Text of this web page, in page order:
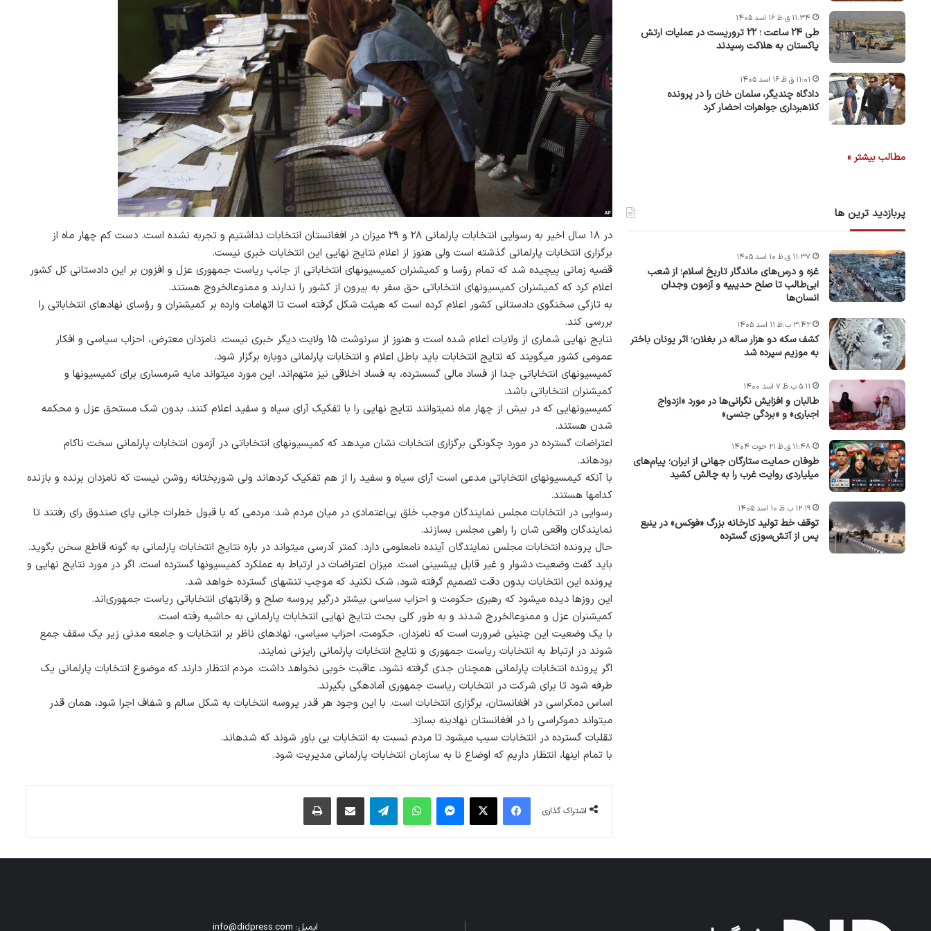
در ۱۸ سال اخیر به رسوایی انتخابات پارلمانی ۲۸ و ۲۹ میزان در افغانستان انتخابات نداشتیم و تجربه نشده است. دست کم چهار ماه از
برگزاری انتخابات پارلمانی گذشته است ولی هنوز از اعلام نتایج نهایی این انتخابات خبری نیست.
قضیه زمانی پیچیده شد که تمام رؤسا و کمیشنران کمیسیون‏های انتخاباتی از جانب ریاست جمهوری عزل و افزون بر این دادستانی کل کشور
اعلام کرد که کمیشنران کمیسیون‏های انتخاباتی حق سفر به بیرون از کشور را ندارند و ممنوع‏الخروج هستند.
به تازگی سخنگوی دادستانی کشور اعلام کرده است که هیئت شکل گرفته است تا اتهامات وارده بر کمیشنران و رؤسای نهاد‏های انتخاباتی را
بررسی کند.
ننایج نهایی شماری از ولایات اعلام شده است و هنوز از سرنوشت ۱۵ ولایت دیگر خبری نیست. نامزدان معترض‏، احزاب سیاسی و افکار
عمومی کشور می‏گویند که نتایج انتخابات باید باطل اعلام و انتخابات پارلمانی دوباره برگزار شود.
کمیسیون‏های انتخاباتی جدا از فساد مالی گسسترده، به فساد اخلاقی نیز متهم‌اند. این مورد می‏تواند مایه شرم‏ساری برای کمیسیون‏ها و
کمیشنران انتخاباتی باشد.
کمیسیون‏هایی که در بیش از چهار ماه نمی‏توانند نتایج نهایی را با تفکیک آرای سیاه و سفید اعلام کنند، بدون شک مستحق عزل و محکمه
شدن هستند.
اعتراضات گسترده در مورد چگونگی برگزاری انتخابات نشان می‏دهد که کمیسیون‏های انتخاباتی در آزمون انتخابات پارلمانی سخت ناکام
بوده‏اند.
با آنکه کیمسیون‏های انتخاباتی مدعی است آرای سیاه و سفید را از هم تفکیک کرده‏اند ولی شوربختانه روشن نیست که نامزدان برنده و بازنده
کدام‏ها هستند.
رسوایی در انتخابات مجلس نمایند‏گان موجب خلق بی‌اعتمادی در میان مردم شد؛ مردمی که با قبول خطرات جانی پای صندوق رای رفتند تا
نمایند‏گان واقعی شان را راهی مجلس بسازند.
حال پرونده انتخابات مجلس نمایندگان آینده نامعلومی دارد. کمتر آدرسی می‏تواند در باره نتایج انتخابات پارلمانی به گونه قاطع سخن بگوید.
باید گفت وضعیت دشوار و غیر قابل پیش‏بینی است. میزان اعتراضات در ارتباط به عملکرد کمیسیون‏ها گسترده است. اگر در مورد نتایج نهایی و
پرونده این انتخابات بدون دقت تصمیم گرفته شود، شک نکنید که موجب تنش‏های گسترده خواهد شد.
این روز‏ها دیده می‏شود که رهبری حکومت و احزاب سیاسی بیشتر درگیر پروسه صلح و رقابت‏های انتخاباتی ریاست جمهوری‌اند.
کمیشنران عزل و ممنوع‏الخررج شدند و به طور کلی بحث نتایج نهایی انتخابات پارلمانی به حاشیه رفته است.
با یک وضعیت این چنینی ضرورت است که نامزدان، حکومت، احزاب سیاسی، نهاد‏های ناظر بر انتخابات و جامعه مدنی زیر یک سقف جمع
شوند در ارتباط به انتخابات ریاست جمهوری و نتایج انتخابات پارلمانی رای‏زنی نمایند.
اگر پرونده انتخابات پارلمانی همچنان جدی گرفته نشود، عاقبت خوبی نخواهد داشت. مردم انتظار دارند که موضوع انتخابات پارلمانی یک
طرفه شود تا برای شرکت در انتخابات ریاست جمهوری آماده‏گی بگیرند.
اساس دمکراسی در افغانستان، برگزاری انتخابات است. با این وجود هر قدر پروسه انتخابات به شکل سالم و شفاف اجرا شود، همان قدر
می‏تواند دموکراسی را در افغانستان نهادینه بسازد.
تقلبات گسترده در انتخابات سبب می‏شود تا مردم نسبت به انتخابات بی باور شوند که شده‏اند.
با تمام این‏ها، انتظار داریم که اوضاع نا به سازمان انتخابات پارلمانی مدیریت شود.
اشتراک گذاری
فیس بوک X پیام رسان واتس آپ تلگرام اشتراک گذاری از طریق ایمیل چاپ
طی ۲۴ ساعت ؛ ۲۲ تروریست در عملیات ارتش
پاکستان به هلاکت رسیدند
۱۱:۳۴ ق.ظ ۱۶ اسد ۱۴۰۵
دادگاه چندیگر، سلمان خان را در پرونده
کلاهبرداری جواهرات احضار کرد
۱۱:۰۱ ق.ظ ۱۶ اسد ۱۴۰۵
مطالب بیشتر »
پربازدید ترین ها
غزه و درس‌های ماندگار تاریخ اسلام؛ از شعب
ابی‌طالب تا صلح حدیبیه و آزمون وجدان
انسان‌ها
۱۱:۳۷ ق.ظ ۱۰ اسد ۱۴۰۵
کشف سکه دو هزار ساله در بغلان؛ اثر یونان باختر
به موزیم سپرده شد
۳:۴۲ ب.ظ ۱۱ اسد ۱۴۰۵
طالبان و افزایش نگرانی‌ها در مورد «ازدواج
اجباری» و «بردگی جنسی»
۵:۱۱ ب.ظ ۷ اسد ۱۴۰۰
طوفان حمایت ستارگان جهانی از ایران؛ پیام‌های
میلیاردی روایت غرب را به چالش کشید
۱۱:۴۸ ق.ظ ۲۱ حوت ۱۴۰۴
توقف خط تولید کارخانه بزرگ «فوکس» در ینبع
پس از آتش‌سوزی گسترده
۱۲:۱۹ ب.ظ ۱۰ اسد ۱۴۰۵
ایمیل: info@didpress.com